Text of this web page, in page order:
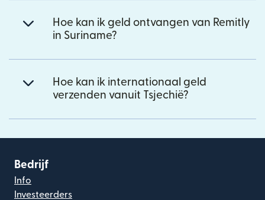
Hoe kan ik geld ontvangen van Remitly
in Suriname?
Hoe kan ik internationaal geld
verzenden vanuit Tsjechië?
Bedrijf
Info
Investeerders